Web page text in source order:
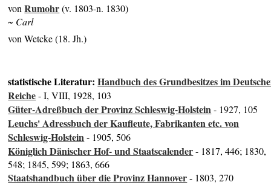
vonRumohr(v. 1803-n. 1830)
~ Carl
von Wetcke (18. Jh.)
statistische Literatur:Handbuch des Grundbesitzes im
Reiche- I, VIII, 1928, 103
Güter-Adreßbuch der Provinz Schleswig-Holstein- 1927, 105
Leuchs' Adressbuch der Kaufleute, Fabrikanten etc. von
Schleswig-Holstein- 1905, 506
Königlich Dänischer Hof- und Staatscalender- 1817, 446; 1830,
548; 1845, 599; 1863, 666
Staatshandbuch über die Provinz Hannover- 1803, 270